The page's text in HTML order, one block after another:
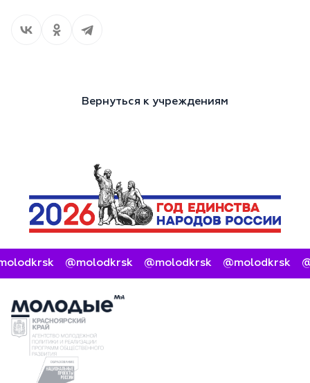
Вернуться к учреждениям
@molodkrsk @molodkrsk @molodkrsk